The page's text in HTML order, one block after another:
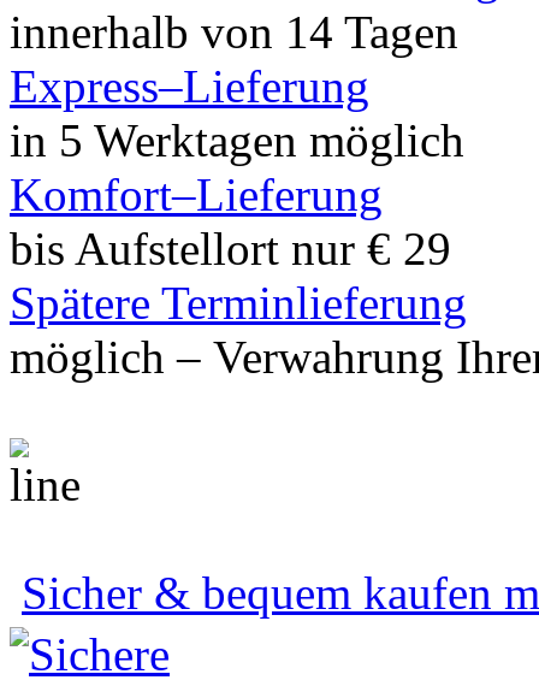
innerhalb von 14 Tagen
Express–Lieferung
in 5 Werktagen möglich
Komfort–Lieferung
bis Aufstellort nur € 29
Spätere Terminlieferung
möglich – Verwahrung
Sicher & bequem kaufen